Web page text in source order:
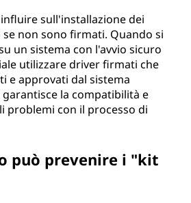
sull'installazione dei
non sono firmati. Quando si
un sistema con l'avvio sicuro
utilizzare driver firmati che
e approvati dal sistema
la compatibilità e
problemi con il processo di
può prevenire i "kit